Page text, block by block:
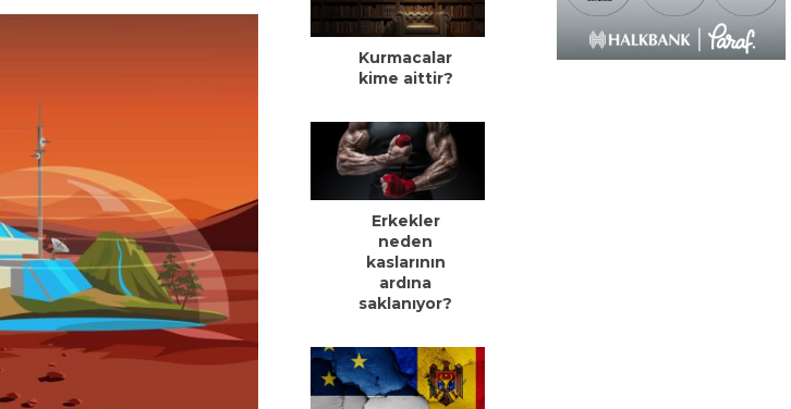
Kurmacalar
kime aittir?
Erkekler
neden
kaslarının
ardına
saklanıyor?